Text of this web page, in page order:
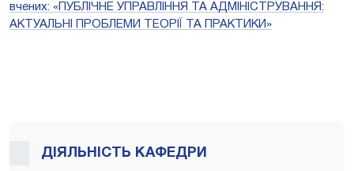
вчених: «ПУБЛІЧНЕ УПРАВЛІННЯ ТА АДМІНІСТРУВАННЯ:
АКТУАЛЬНІ ПРОБЛЕМИ ТЕОРІЇ ТА ПРАКТИКИ»
ДІЯЛЬНІСТЬ КАФЕДРИ